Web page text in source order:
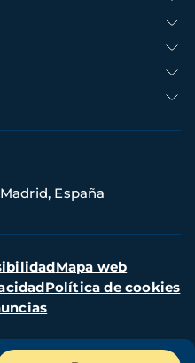
España
Mapa web
Política de cookies